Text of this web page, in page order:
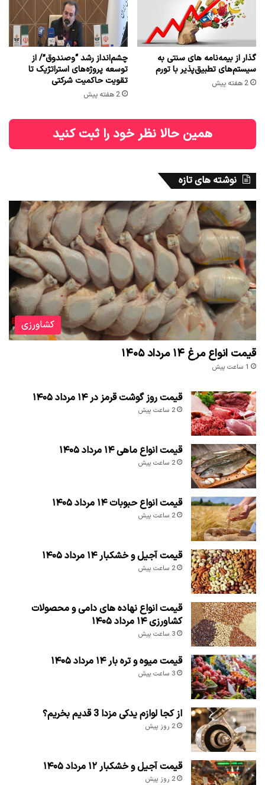
گذار از بیمه‌نامه های سنتی به
سیستم‌های تطبیق‌پذیر با تورم
2 هفته پیش
چشم‌انداز رشد “وصندوق”/ از
توسعه پروژه‌های استراتژیک تا
تقویت حاکمیت شرکتی
2 هفته پیش
همین حالا نظر خود را ثبت کنید
نوشته های تازه
کشاورزی
قیمت انواع مرغ ۱۴ مرداد ۱۴۰۵
1 ساعت پیش
قیمت روز گوشت قرمز در ۱۴ مرداد ۱۴۰۵
2 ساعت پیش
قیمت انواع ماهی ۱۴ مرداد ۱۴۰۵
2 ساعت پیش
قیمت انواع حبوبات ۱۴ مرداد ۱۴۰۵
2 ساعت پیش
قیمت آجیل و خشکبار ۱۴ مرداد ۱۴۰۵
2 ساعت پیش
قیمت انواع نهاده های دامی و محصولات
کشاورزی ۱۴ مرداد ۱۴۰۵
3 ساعت پیش
قیمت میوه و تره بار ۱۴ مرداد ۱۴۰۵
3 ساعت پیش
از کجا لوازم یدکی مزدا 3 قدیم بخریم؟
2 روز پیش
قیمت آجیل و خشکبار ۱۲ مرداد ۱۴۰۵
2 روز پیش